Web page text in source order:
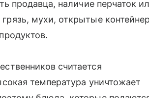
продавца, наличие перчаток
мухи, открытые
считается
температура уничтожает